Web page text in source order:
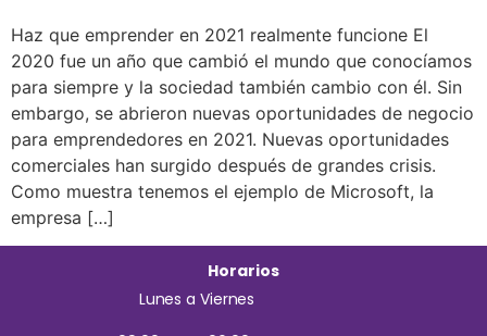
Haz que emprender en 2021 realmente funcione El
2020 fue un año que cambió el mundo que conocíamos
para siempre y la sociedad también cambio con él. Sin
embargo, se abrieron nuevas oportunidades de negocio
para emprendedores en 2021. Nuevas oportunidades
comerciales han surgido después de grandes crisis.
Como muestra tenemos el ejemplo de Microsoft, la
empresa […]
Horarios
Lunes a Viernes